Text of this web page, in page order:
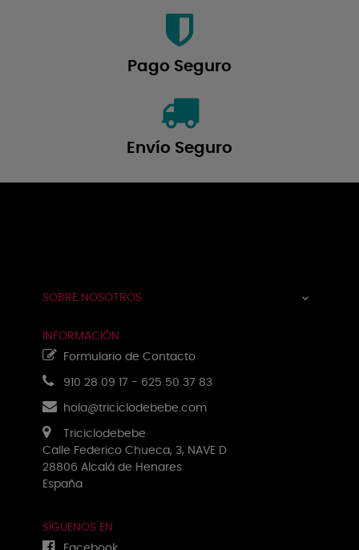
Pago Seguro
Envío Seguro
SOBRE NOSOTROS 
INFORMACIÓN
Formulario de Contacto
910 28 09 17 - 625 50 37 83
hola@triciclodebebe.com
Triciclodebebe
Calle Federico Chueca, 3, NAVE D
28806 Alcalá de Henares
España
SÍGUENOS EN